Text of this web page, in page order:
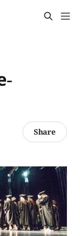
Share